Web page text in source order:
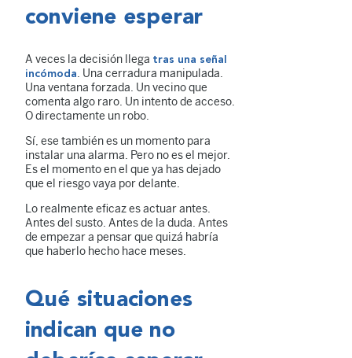
conviene esperar
A veces la decisión llega tras una señal
incómoda. Una cerradura manipulada.
Una ventana forzada. Un vecino que
comenta algo raro. Un intento de acceso.
O directamente un robo.
Sí, ese también es un momento para
instalar una alarma. Pero no es el mejor.
Es el momento en el que ya has dejado
que el riesgo vaya por delante.
Lo realmente eficaz es actuar antes.
Antes del susto. Antes de la duda. Antes
de empezar a pensar que quizá habría
que haberlo hecho hace meses.
Qué situaciones
indican que no